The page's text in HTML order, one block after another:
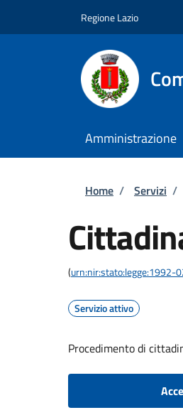
Regione Lazio
Amministrazione
Home / Servizi /
(urn:nir:stato:legge:1992-
Servizio attivo
Procedimento di